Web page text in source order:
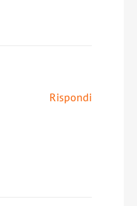
Rispondi